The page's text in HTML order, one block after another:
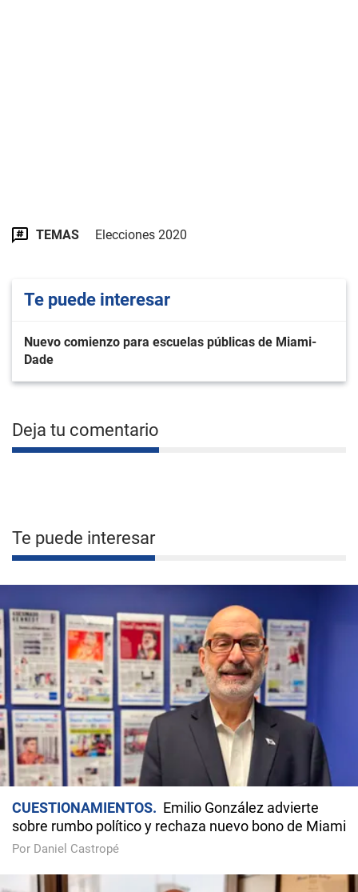
TEMAS Elecciones 2020
Te puede interesar
Nuevo comienzo para escuelas públicas de Miami-
Dade
Deja tu comentario
Te puede interesar
CUESTIONAMIENTOS
Emilio González advierte
sobre rumbo político y rechaza nuevo bono de Miami
Por Daniel Castropé